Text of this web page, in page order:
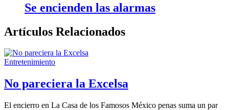
Se encienden las alarmas
Artículos Relacionados
Entretenimiento
No pareciera la Excelsa
El encierro en La Casa de los Famosos México penas suma un par